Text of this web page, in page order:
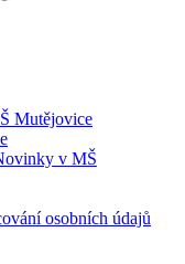
Mutějovice
v MŠ
osobních údajů